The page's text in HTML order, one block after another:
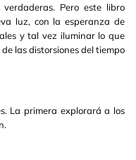
Pero este libro
luz, con la esperanza de
y tal vez iluminar lo que
las distorsiones del tiempo
La primera explorará a los